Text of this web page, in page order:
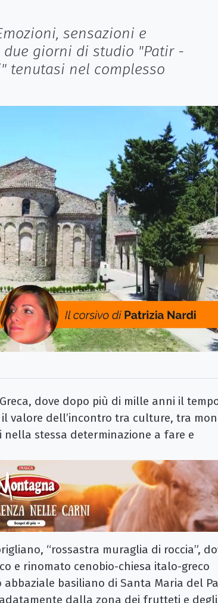
sensazioni e
giorni di studio "Patir -
tenutasi nel complesso
dove dopo più di mille anni il
valore dell’incontro tra culture, tra
stessa determinazione a fare e
“rossastra muraglia di roccia”,
e rinomato cenobio-chiesa italo-greco
basiliano di Santa Maria del
dalla zona dei frutteti e degli